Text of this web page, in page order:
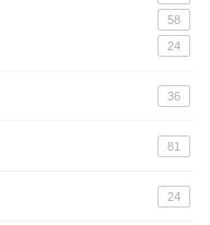
58
24
36
81
24